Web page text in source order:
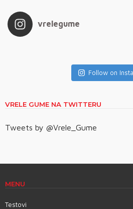
vrelegume
Follow on
VRELE GUME NA TWITTERU
Tweets by @Vrele_Gume
MENU
Testovi